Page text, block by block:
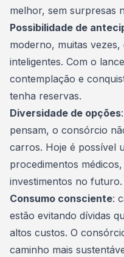
melhor, sem surpresas
Possibilidade de
moderno, muitas vezes,
inteligentes. Com o
contemplação e
tenha reservas.
Diversidade de opções
pensam, o consórcio
carros. Hoje é possível
procedimentos
investimentos no futuro.
Consumo consciente:
estão evitando dívidas
altos custos. O
caminho mais